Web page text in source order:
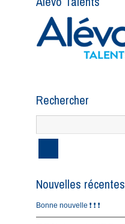
Rechercher
Nouvelles récentes
Bonne nouvelle ❗️ ❗️ ❗️